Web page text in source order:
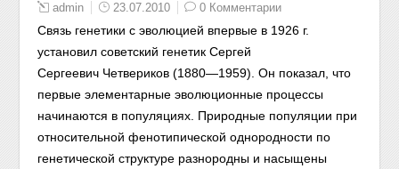
admin 23.07.2010 0 Комментарии
Связь генетики с эволюцией впервые в 1926 г.
установил советский генетик Сергей
Сергеевич Четвериков (1880—1959). Он показал, что
первые элементарные эволюционные процессы
начинаются в популяциях. Природные популяции при
относительной фенотипической однородности по
генетической структуре разнородны и насыщены